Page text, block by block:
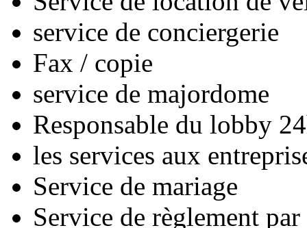
service de conciergerie
Fax / copie
service de majordome
Responsable du lobby
les services aux
Service de mariage
Service de règlement